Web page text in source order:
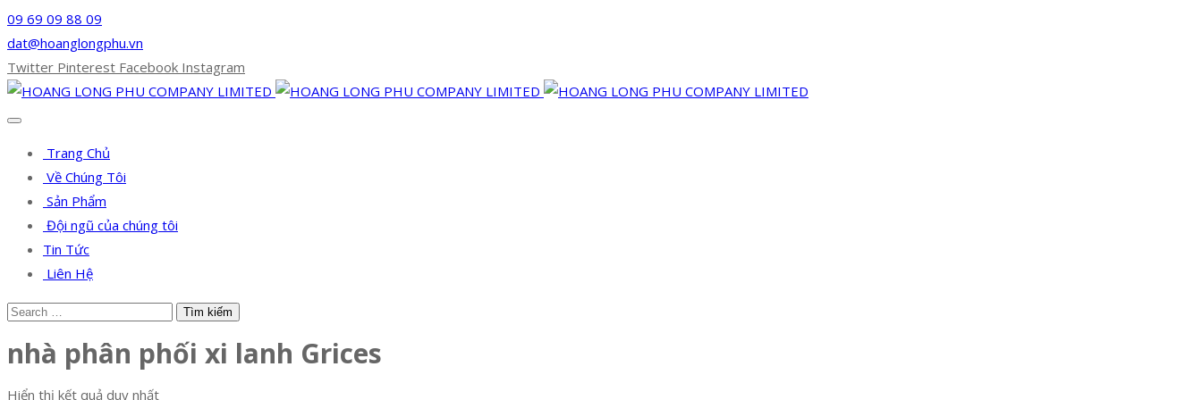
09 69 09 88 09
dat@hoanglongphu.vn
Twitter Pinterest Facebook Instagram
Trang Chủ
Về Chúng Tôi
Sản Phẩm
Đội ngũ của chúng tôi
Tin Tức
Liên Hệ
nhà phân phối xi lanh Grices
Hiển thị kết quả duy nhất